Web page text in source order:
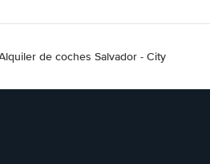
de coches Salvador - City